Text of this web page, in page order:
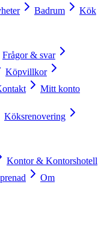
Badrum
Kök
Frågor & svar
Köpvillkor
Mitt konto
Köksrenovering
Kontor & Kontorshotell
Om